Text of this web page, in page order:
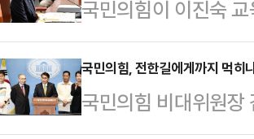
스타디움에서 열린
착용했다.공개된 사
트와 브라톱 차림(사
셜미디어(SNS)에 공
국민의힘이 이진숙
에 분노하고 있다. 미
와 수해복구를 위해
멈추지 않는 이재명
국민의힘, 전한길에게까지 먹히
국민의힘 비대위원장